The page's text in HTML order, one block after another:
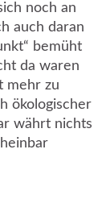
noch an
auch daran
bemüht
da waren
mehr zu
ökologischer
währt nichts